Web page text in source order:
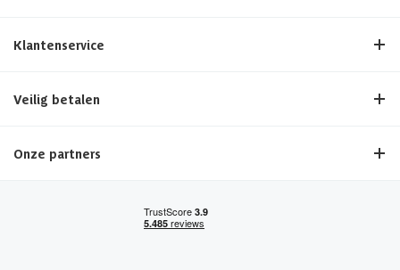
Klantenservice
Veilig betalen
Onze partners